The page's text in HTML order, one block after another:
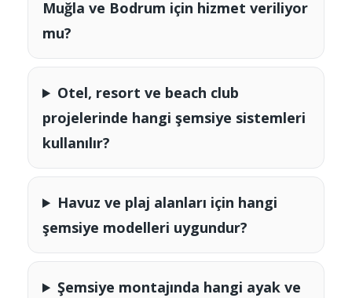
Muğla ve Bodrum için hizmet veriliyor
mu?
Otel, resort ve beach club
projelerinde hangi şemsiye sistemleri
kullanılır?
Havuz ve plaj alanları için hangi
şemsiye modelleri uygundur?
Şemsiye montajında hangi ayak ve